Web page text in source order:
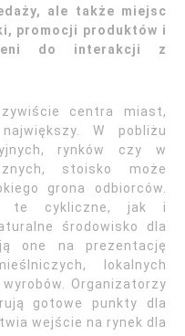
ale także miejsc
promocji produktów i
do interakcji z
centra miast,
W pobliżu
rynków czy w
stoisko może
grona odbiorców.
te cykliczne, jak i
środowisko dla
one na prezentację
lokalnych
Organizatorzy
gotowe punkty dla
wejście na rynek dla